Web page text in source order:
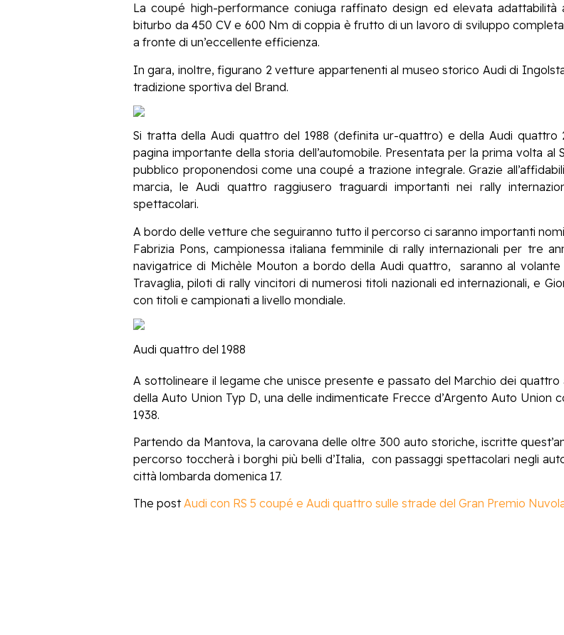
La coupé high-performance coniuga raffinato design ed elevata adattabilità
biturbo da 450 CV e 600 Nm di coppia è frutto di un lavoro di sviluppo
a fronte di un’eccellente efficienza.
In gara, inoltre, figurano 2 vetture appartenenti al museo storico Audi di
tradizione sportiva del Brand.
Si tratta della Audi quattro del 1988 (definita ur-quattro) e della Audi quattro
pagina importante della storia dell’automobile. Presentata per la prima volta al
pubblico proponendosi come una coupé a trazione integrale. Grazie
marcia, le Audi quattro raggiusero traguardi importanti nei rally
spettacolari.
A bordo delle vetture che seguiranno tutto il percorso ci saranno importanti
Fabrizia Pons, campionessa italiana femminile di rally internazionali per tre
navigatrice di Michèle Mouton a bordo della Audi quattro, saranno al
Travaglia, piloti di rally vincitori di numerosi titoli nazionali ed internazionali, e
con titoli e campionati a livello mondiale.
Audi quattro del 1988
A sottolineare il legame che unisce presente e passato del Marchio dei quattro
della Auto Union Typ D, una delle indimenticate Frecce d’Argento Auto Union
1938.
Partendo da Mantova, la carovana delle oltre 300 auto storiche, iscritte
percorso toccherà i borghi più belli d’Italia, con passaggi spettacolari negli
città lombarda domenica 17.
The postAudi con RS 5 coupé e Audi quattro sulle strade del Gran Premio